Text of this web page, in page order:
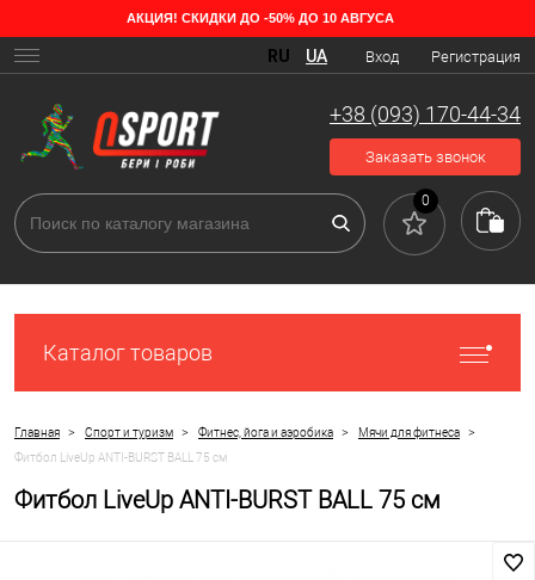
АКЦИЯ! СКИДКИ ДО -50% ДО 10 АВГУСА
Вход Регистрация
RU UA
+38 (093) 170-44-34
Заказать звонок
0
Каталог товаров
Главная > Спорт и туризм > Фитнес, йога и аэробика > Мячи для фитнеса >
Фитбол LiveUp ANTI-BURST BALL 75 см
Фитбол LiveUp ANTI-BURST BALL 75 см